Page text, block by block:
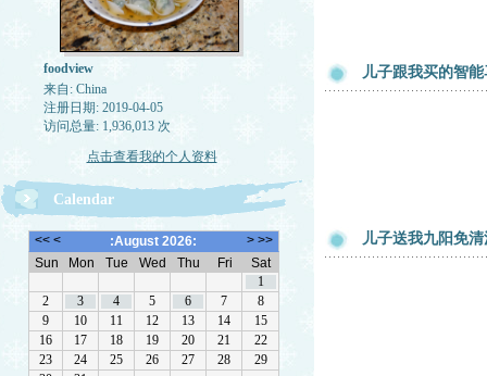
foodview
来自: China
注册日期: 2019-04-05
访问总量: 1,936,013 次
点击查看我的个人资料
Calendar
儿子跟我买的智
儿子送我九阳免